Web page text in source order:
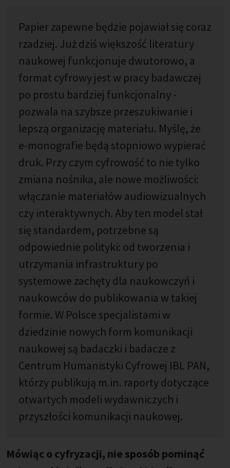
Papier zapewne będzie pojawiał się coraz
rzadziej. Już dziś większość literatury
naukowej funkcjonuje dwutorowo, a
format cyfrowy jest w pracy badawczej
po prostu bardziej funkcjonalny -
pozwala na szybsze przeszukiwanie i
lepszą organizację materiału. Myślę, że
e-monografie będą stopniowo wypierać
druk. Przy czym cyfrowość to nie tylko
zmiana nośnika, ale nowe możliwości:
włączanie materiałów audiowizualnych
czy interaktywnych. Aby ten model stał
się standardem, potrzebne są
odpowiednie polityki: od tworzenia i
utrzymania infrastruktury po
systemowe zachęty dla naukowczyń i
naukowców do publikowania w takiej
formie. W Polsce specjalistami w
dziedzinie nowych form komunikacji
naukowej są badaczki i badacze z
Centrum Humanistyki Cyfrowej IBL PAN,
którzy publikują m.in. raporty dotyczące
otwartych modeli wydawniczych i
przyszłości komunikacji naukowej.
Mówiąc o cyfryzacji, nie sposób pominąć